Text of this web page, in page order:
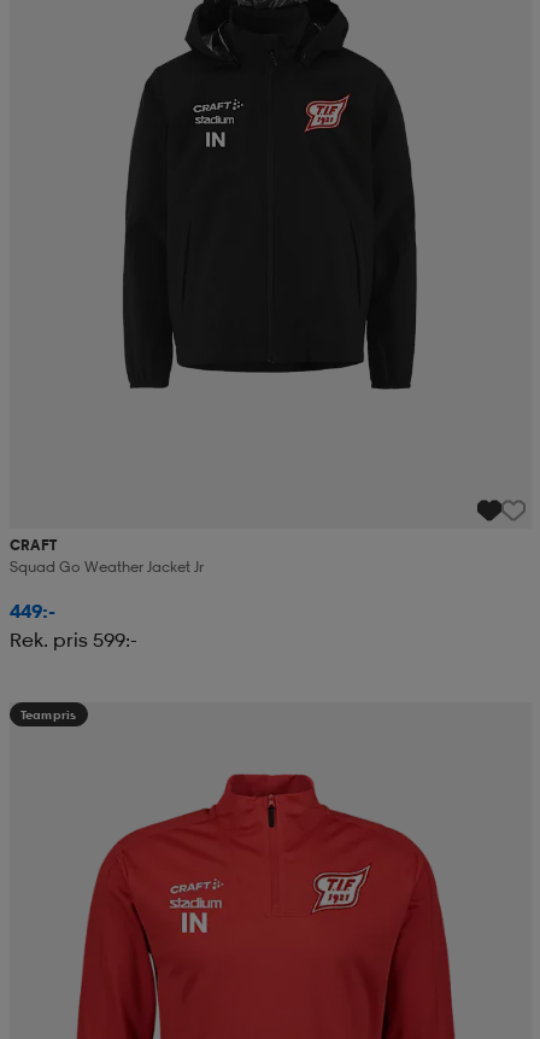
CRAFT
Squad Go Weather Jacket Jr
449:-
Rek. pris 599:-
Teampris